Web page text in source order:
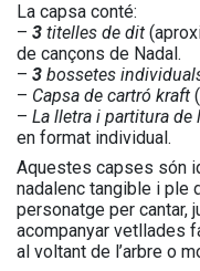
La capsa conté:
– 3 titelles de dit
de cançons de Nadal.
– 3 bossetes
– Capsa de cartró kraft
– La lletra i partitura de
en format individual.
Aquestes capses són
nadalenc tangible i ple
personatge per cantar,
acompanyar vetllades
al voltant de l’arbre o